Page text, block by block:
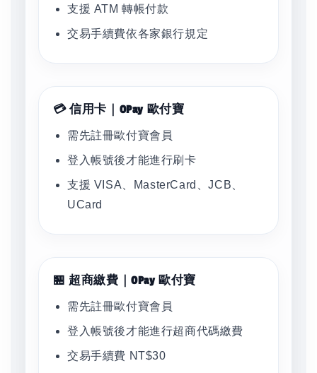
支援 ATM 轉帳付款
交易手續費依各家銀行規定
💳 信用卡｜OPay 歐付寶
需先註冊歐付寶會員
登入帳號後才能進行刷卡
支援 VISA、MasterCard、JCB、
UCard
🏪 超商繳費｜OPay 歐付寶
需先註冊歐付寶會員
登入帳號後才能進行超商代碼繳費
交易手續費 NT$30